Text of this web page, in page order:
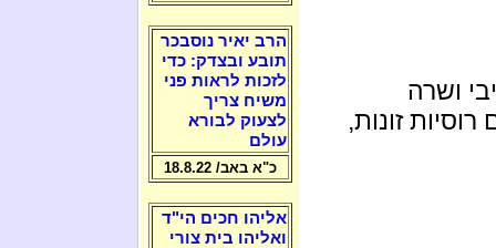
ושרה
זונות,
הרב יאיר נוסבכר
תובע ובצדק: כדי
לזכות לראות פני
משיח צריך
לצעוק לבורא
עולם
כ"א באב/ 18.8.22
אליהו חכים הי"ד
ואליהו בית צורי